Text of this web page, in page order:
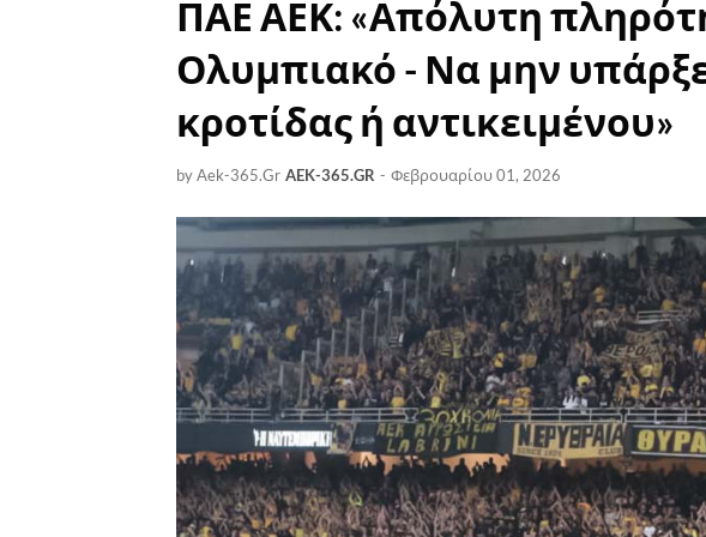
ΠΑΕ ΑΕΚ: «Απόλυτη
Ολυμπιακό - Να μην
κροτίδας ή αντικειμένου»
by Aek-365.Gr AEK-365.GR - Φεβρουαρίου 01, 2026